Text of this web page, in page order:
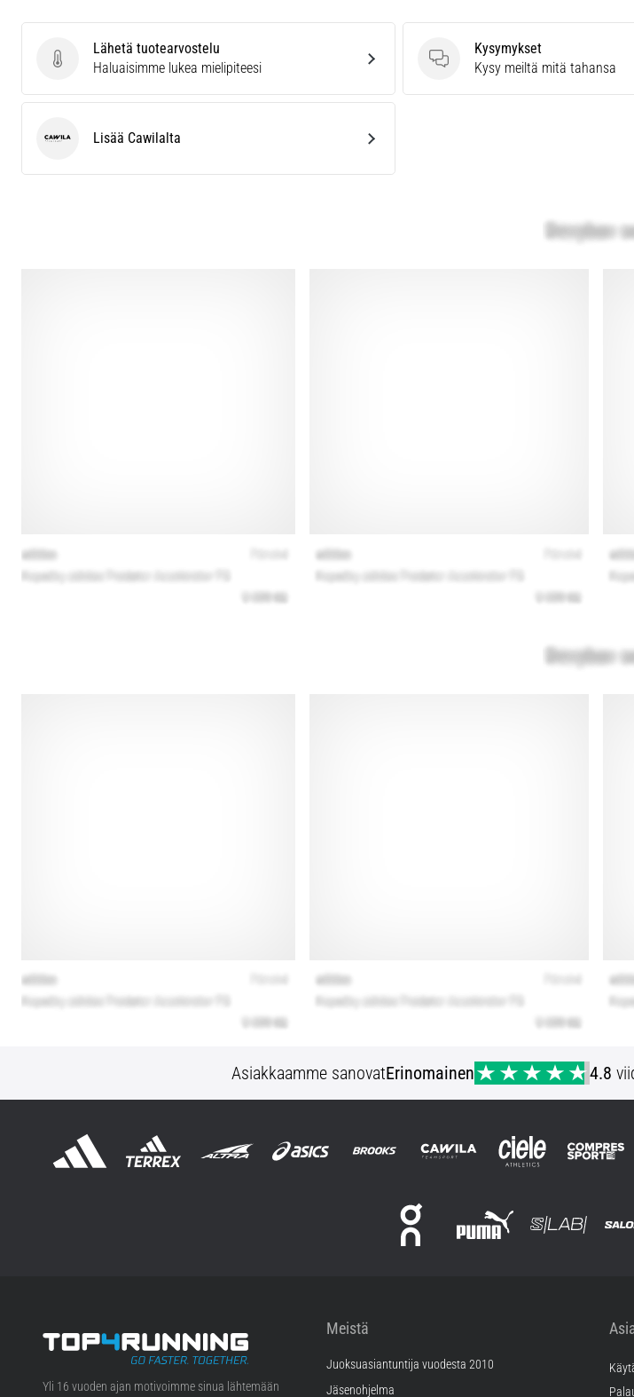
Lähetä tuotearvostelu
Lähetä tuotearvostelu
Haluaisimme lukea mielipiteesi
Kysymykset
Kysymykset
Kysy meiltä mitä tahansa
Cawila Lisää Cawilalta
Asiakkaamme sanovatErinomainen 4.8
Top4Running.fi
Yli 16 vuoden ajan motivoimme sinua lähtemään
Meistä
Juoksuasiantuntija vuodesta 2010
Jäsenohjelma